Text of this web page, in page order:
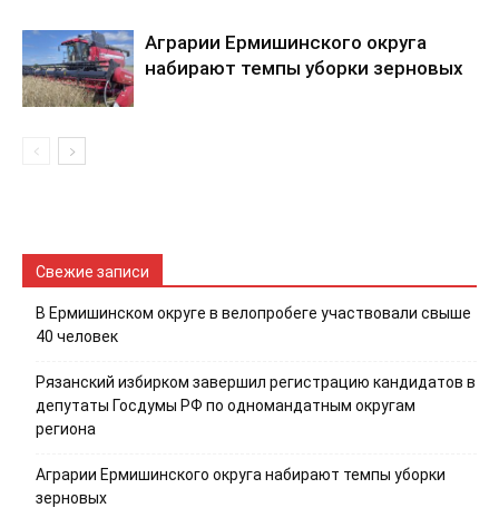
Аграрии Ермишинского округа
набирают темпы уборки зерновых
Свежие записи
В Ермишинском округе в велопробеге участвовали свыше
40 человек
Рязанский избирком завершил регистрацию кандидатов в
депутаты Госдумы РФ по одномандатным округам
региона
Аграрии Ермишинского округа набирают темпы уборки
зерновых